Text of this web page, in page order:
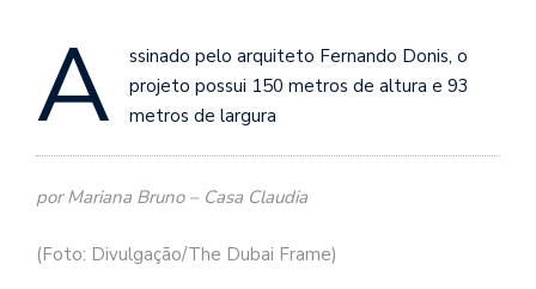
A
ssinado pelo arquiteto Fernando Donis, o
projeto possui 150 metros de altura e 93
metros de largura
por Mariana Bruno – Casa Claudia
(Foto: Divulgação/The Dubai Frame)